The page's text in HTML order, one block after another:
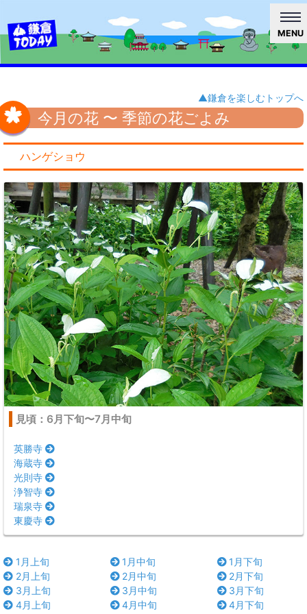
MENU
▲鎌倉を楽しむトップへ
今月の花 〜 季節の花ごよみ
ハンゲショウ
見頃：6月下旬〜7月中旬
英勝寺
海蔵寺
光則寺
浄智寺
瑞泉寺
東慶寺
1月上旬 1月中旬
1月下旬
2月上旬
2月中旬
2月下旬
3月上旬
3月中旬
3月下旬
4月上旬
4月中旬
4月下旬